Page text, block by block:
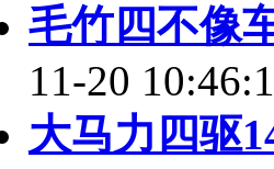
毛竹四不像
11-20
大马力四驱